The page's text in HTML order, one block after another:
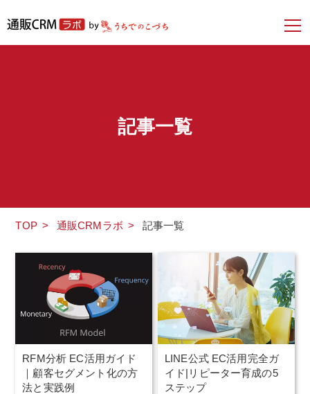
記事一覧
TOP > 通販CRMラボ > 記事一覧
RFM分析 EC活用ガイド
｜顧客セグメント化の方
法と実践例
LINE公式 EC活用完全ガ
イド|リピーター育成の5
ステップ